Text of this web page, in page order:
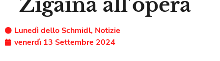
Lunedì dello Schmidl, Notizie
venerdì 13 Settembre 2024